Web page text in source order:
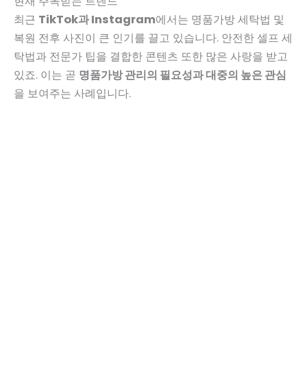
최근 TikTok과 Instagram에서는 명품가방 세탁법 및
복원 전후 사진이 큰 인기를 끌고 있습니다. 안전한 셀프 세
탁법과 전문가 팁을 결합한 콘텐츠 또한 많은 사랑을 받고
있죠. 이는 곧 명품가방 관리의 필요성과 대중의 높은 관심
을 보여주는 사례입니다.